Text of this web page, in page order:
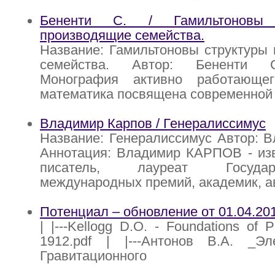
Бененти С. / Гамильтоновы
производящие семейства.
Название: Гамильтоновы
семейства. Автор: Бененти
Монография активно
математика посвящена современной
Владимир Карпов / Генералиссимус
Название: Генералиссимус Автор:
Аннотация: Владимир КАРПОВ -
писатель, лауреат
международных премий, академик,
Потенциал – обновление от
| |---Kellogg D.O. - Foundations of
1912.pdf | |---Антонов В.А.
Гравитационного